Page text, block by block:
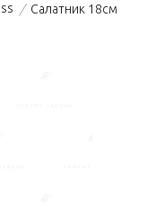
/ Салатник 18см